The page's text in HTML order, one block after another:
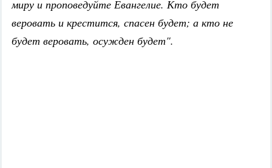
миру и проповедуйте Евангелие. Кто будет
веровать и крестится, спасен будет; а кто не
будет веровать, осужден будет".